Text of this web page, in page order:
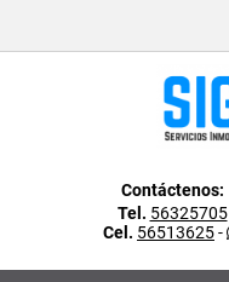
Contáctenos:
Tel. 56325705
Cel. 56513625-